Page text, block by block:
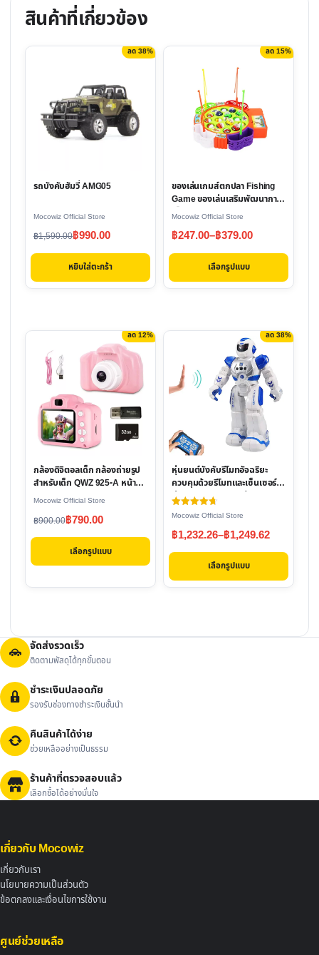
สินค้าที่เกี่ยวข้อง
ลด 38%
รถบังคับฮัมวี่ AMG05
Mocowiz Official Store
฿1,590.00
Original
price
฿1,590.00.
฿990.00
Current
price
฿990.00.
หยิบใส่ตะกร้า
ลด 15%
ของเล่นเกมส์ตกปลา Fishing
Game ของเล่นเสริมพัฒนาการ
เด็ก
Mocowiz Official Store
฿247.00–฿379.00
Price
range:
through
เลือกรูปแบบ
product
multiple
variants.
may
be
chosen
on
the
product
ลด 12%
กล้องดิจิตอลเด็ก กล้องถ่ายรูป
สำหรับเด็ก QWZ 925-A หน้าจอ
HD 1080P
Mocowiz Official Store
฿900.00
Original
price
฿790.00
Current
price
เลือกรูปแบบ
product
has
multiple
variants.
The
may
on
product
page
ลด 38%
หุ่นยนต์บังคับรีโมทอัจฉริยะ
ควบคุมด้วยรีโมทและเซ็นเซอร์
ท่าทาง มีไฟ มีเสียง เต้นและ
โปรแกรมคำสั่งได้
ให้คะแนน
ตั้งแต่ 1-5
คะแนน
Mocowiz Official Store
฿1,232.26–฿1,249.62
Price
range:
฿1,232.26
through
เลือกรูปแบบ
product
has
multiple
The
options
may
be
chosen
on
the
page
จัดส่งรวดเร็ว
ติดตามพัสดุได้ทุกขั้นตอน
ชำระเงินปลอดภัย
รองรับช่องทางชำระเงินชั้นนำ
คืนสินค้าได้ง่าย
ช่วยเหลืออย่างเป็นธรรม
ร้านค้าที่ตรวจสอบแล้ว
เลือกซื้อได้อย่างมั่นใจ
เกี่ยวกับ Mocowiz
เกี่ยวกับเรา
นโยบายความเป็นส่วนตัว
ข้อตกลงและเงื่อนไขการใช้งาน
ศูนย์ช่วยเหลือ